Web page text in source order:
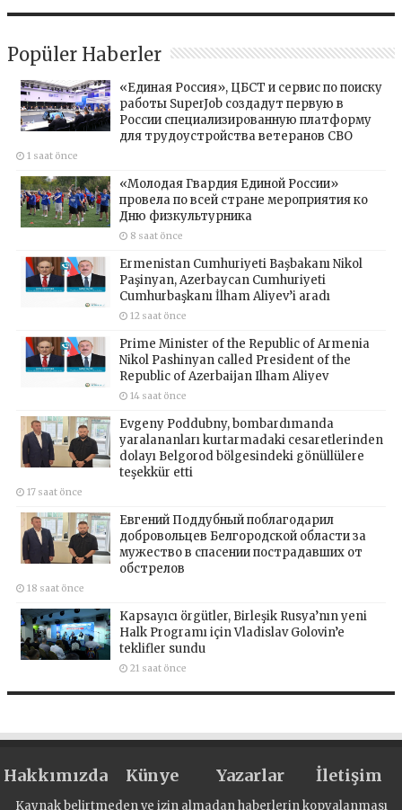
Popüler Haberler
«Единая Россия», ЦБСТ и сервис по поиску
работы SuperJob создадут первую в
России специализированную платформу
для трудоустройства ветеранов СВО
1 saat önce
«Молодая Гвардия Единой России»
провела по всей стране мероприятия ко
Дню физкультурника
8 saat önce
Ermenistan Cumhuriyeti Başbakanı Nikol
Paşinyan, Azerbaycan Cumhuriyeti
Cumhurbaşkanı İlham Aliyev’i aradı
12 saat önce
Prime Minister of the Republic of Armenia
Nikol Pashinyan called President of the
Republic of Azerbaijan Ilham Aliyev
14 saat önce
Evgeny Poddubny, bombardımanda
yaralananları kurtarmadaki cesaretlerinden
dolayı Belgorod bölgesindeki gönüllülere
teşekkür etti
17 saat önce
Евгений Поддубный поблагодарил
добровольцев Белгородской области за
мужество в спасении пострадавших от
обстрелов
18 saat önce
Kapsayıcı örgütler, Birleşik Rusya’nın yeni
Halk Programı için Vladislav Golovin’e
teklifler sundu
21 saat önce
Hakkımızda Künye Yazarlar İletişim
Kaynak belirtmeden ve izin almadan haberlerin kopyalanması